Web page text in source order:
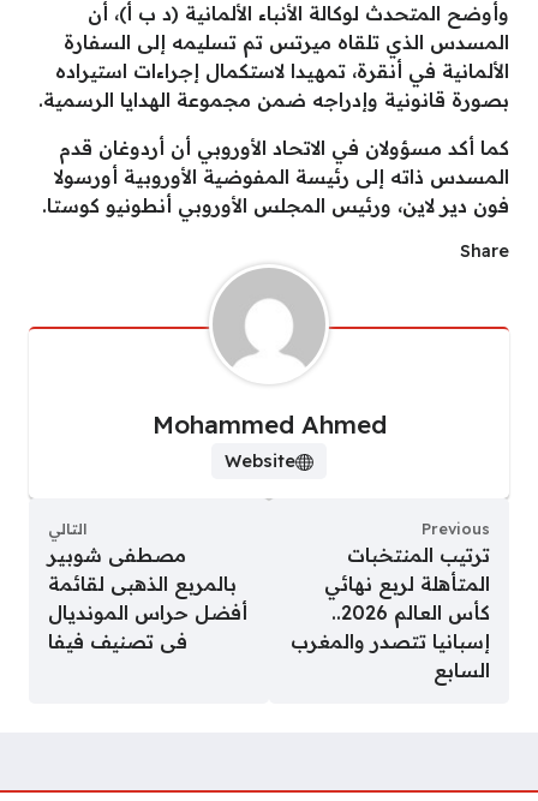
وأوضح المتحدث لوكالة الأنباء الألمانية (د ب أ)، أن
المسدس الذي تلقاه ميرتس تم تسليمه إلى السفارة
الألمانية في أنقرة، تمهيدا لاستكمال إجراءات استيراده
بصورة قانونية وإدراجه ضمن مجموعة الهدايا الرسمية.
كما أكد مسؤولان في الاتحاد الأوروبي أن أردوغان قدم
المسدس ذاته إلى رئيسة المفوضية الأوروبية أورسولا
فون دير لاين، ورئيس المجلس الأوروبي أنطونيو كوستا.
Share
Mohammed Ahmed
Website
Previous
ترتيب المنتخبات
المتأهلة لربع نهائي
كأس العالم 2026..
إسبانيا تتصدر والمغرب
السابع
التالي
مصطفى شوبير
بالمربع الذهبى لقائمة
أفضل حراس المونديال
فى تصنيف فيفا